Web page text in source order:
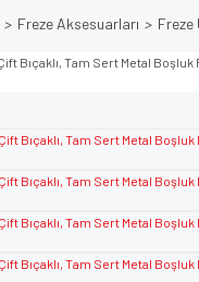
Freze Aksesuarları Freze